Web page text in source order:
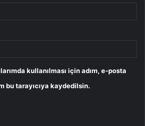
kullanılması için adım, e-posta
bu tarayıcıya kaydedilsin.